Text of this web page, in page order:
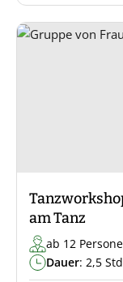
am Tanz
ab 12
Dauer: 2,5